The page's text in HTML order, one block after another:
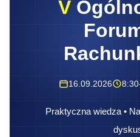
V
16.09.2026
Praktyczna wiedza •